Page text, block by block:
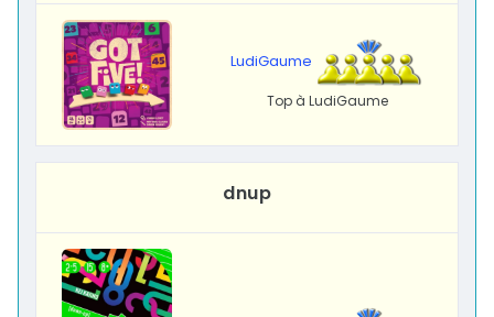
LudiGaume
Top à LudiGaume
dnup